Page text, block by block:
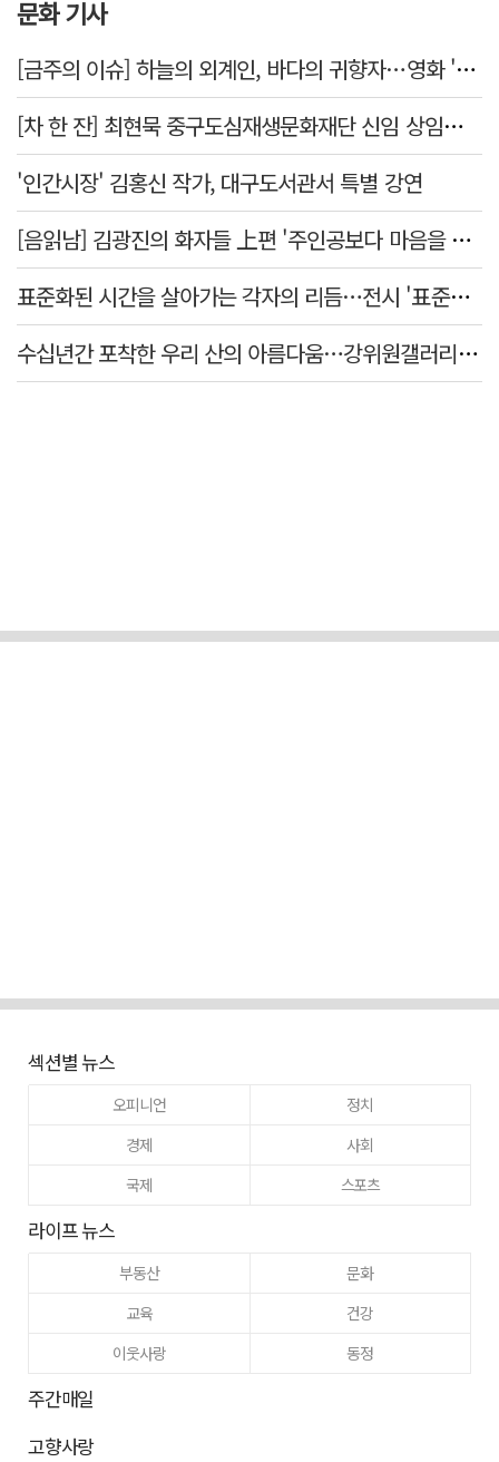
문화 기사
[금주의 이슈] 하늘의 외계인, 바다의 귀향자…영화 '호프'와 '오디세이'
[차 한 잔] 최현묵 중구도심재생문화재단 신임 상임이사 "서문시장·경상감영 등 지역 자원 활용…문화의 일상화"
'인간시장' 김홍신 작가, 대구도서관서 특별 강연
[음읽남] 김광진의 화자들 上편 '주인공보다 마음을 쓴 사람'
표준화된 시간을 살아가는 각자의 리듬…전시 '표준시차'
수십년간 포착한 우리 산의 아름다움…강위원갤러리 '팔공·지리展' 개최
섹션별 뉴스
오피니언
정치
경제
사회
국제
스포츠
라이프 뉴스
부동산
문화
교육
건강
이웃사랑
동정
주간매일
고향사랑